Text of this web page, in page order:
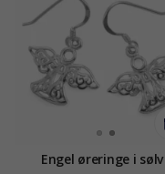
Engel øreringe i sølv